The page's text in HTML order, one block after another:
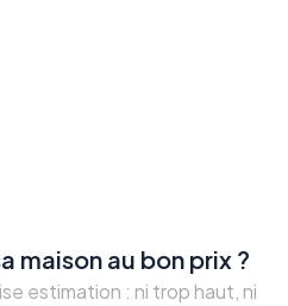
maison au bon prix ?
estimation : ni trop haut, ni